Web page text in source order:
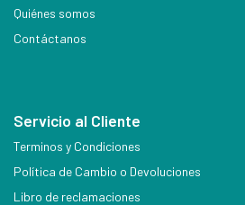
Quiénes somos
Contáctanos
Servicio al Cliente
Terminos y Condiciones
Política de Cambio o Devoluciones
Libro de reclamaciones